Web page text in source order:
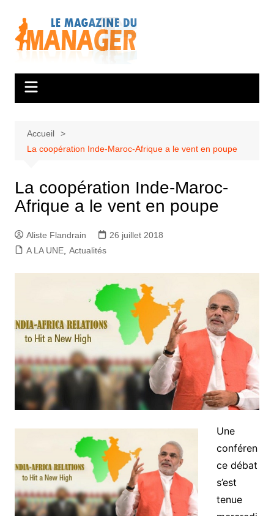
contenu
Accueil
La coopération Inde-Maroc-Afrique a le vent en poupe
La coopération Inde-Maroc-
Afrique a le vent en poupe
Aliste Flandrain
26 juillet 2018
A LA UNE, Actualités
Une
conféren
ce débat
s’est
tenue